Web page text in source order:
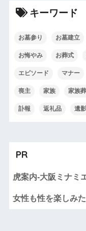
キーワード
お墓参り お墓建立
お悔やみ お葬式
エピソード マナー
喪主 家族 家族葬
訃報 返礼品 遺
PR
虎案内-大阪ミナミ
女性も性を楽しみ